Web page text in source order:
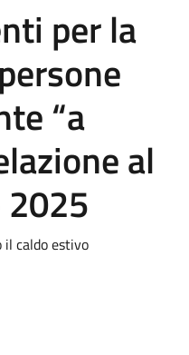
per la
“a
al
il caldo estivo